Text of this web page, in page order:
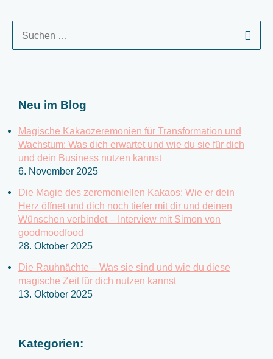
u
Neu im Blog
Magische Kakaozeremonien für Transformation und
Wachstum: Was dich erwartet und wie du sie für dich
und dein Business nutzen kannst
6. November 2025
Die Magie des zeremoniellen Kakaos: Wie er dein
Herz öffnet und dich noch tiefer mit dir und deinen
Wünschen verbindet – Interview mit Simon von
goodmoodfood
28. Oktober 2025
Die Rauhnächte – Was sie sind und wie du diese
magische Zeit für dich nutzen kannst
13. Oktober 2025
Kategorien: